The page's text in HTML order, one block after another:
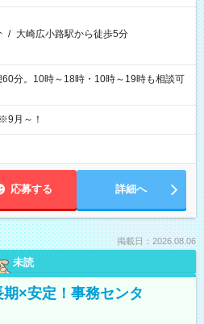
/ 大崎広小路駅から徒歩5分
分。10時～18時・10時～19時も相談可
月～！
応募する 詳細へ
掲載日：2026.08.06
未読
期×安定！事務センタ